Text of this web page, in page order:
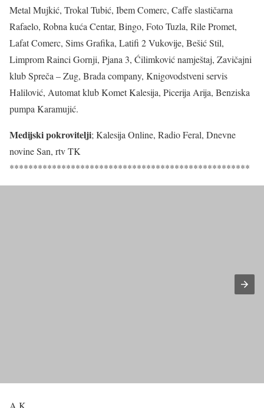
Metal Mujkić, Trokal Tubić, Ibem Comerc, Caffe slastičarna
Rafaelo, Robna kuća Centar, Bingo, Foto Tuzla, Rile Promet,
Lafat Comerc, Sims Grafika, Latifi 2 Vukovije, Bešić Stil,
Limprom Rainci Gornji, Pjana 3, Ćilimković namještaj, Zavičajni
klub Spreča – Zug, Brada company, Knigovodstveni servis
Halilović, Automat klub Komet Kalesija, Picerija Arija, Benziska
pumpa Karamujić.
Medijski pokrovitelji; Kalesija Online, Radio Feral, Dnevne
novine San, rtv TK
***************************************************
A.K.